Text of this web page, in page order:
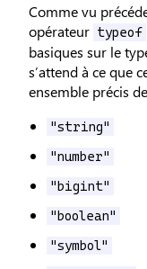
Comme vu
opérateur typeof
basiques sur le
s’attend à ce que
ensemble précis
"string"
"number"
"bigint"
"boolean"
"symbol"